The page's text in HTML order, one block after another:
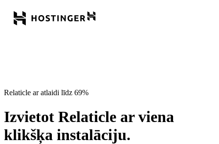
Relaticle ar atlaidi līdz 69%
Izvietot Relaticle ar viena
klikšķa instalāciju.